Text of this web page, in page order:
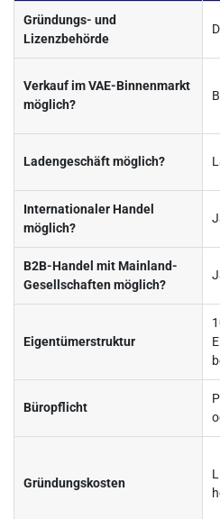
Gründungs- und
Lizenzbehörde
Verkauf im VAE-Binnenmarkt
möglich?
Ladengeschäft möglich?
Internationaler Handel
möglich?
B2B-Handel mit Mainland-
Gesellschaften möglich?
Eigentümerstruktur
Büropflicht
Gründungskosten